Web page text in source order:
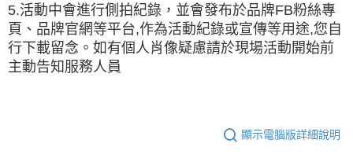
5.活動中會進行側拍紀錄，並會發布於品牌FB粉絲專
頁、品牌官網等平台,作為活動紀錄或宣傳等用途,您自
行下載留念。如有個人肖像疑慮請於現場活動開始前
主動告知服務人員
顯示電腦版詳細說明